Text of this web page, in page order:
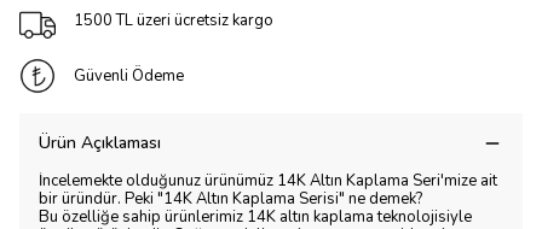
1500 TL üzeri ücretsiz kargo
Güvenli Ödeme
Ürün Açıklaması
İncelemekte olduğunuz ürünümüz 14K Altın Kaplama Seri'mize ait
bir üründür. Peki "14K Altın Kaplama Serisi" ne demek?
Bu özelliğe sahip ürünlerimiz 14K altın kaplama teknolojisiyle